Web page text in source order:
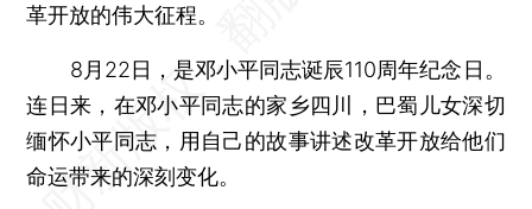
革开放的伟大征程。
8月22日，是邓小平同志诞辰110周年纪念日。
连日来，在邓小平同志的家乡四川，巴蜀儿女深切
缅怀小平同志，用自己的故事讲述改革开放给他们
命运带来的深刻变化。